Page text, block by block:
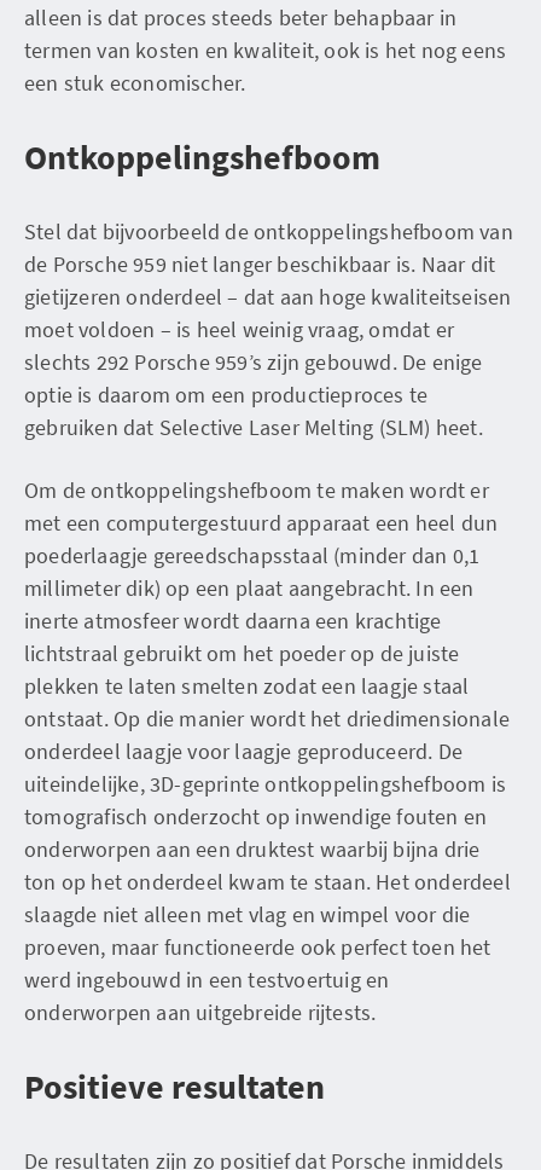
alleen is dat proces steeds beter behapbaar in
termen van kosten en kwaliteit, ook is het nog eens
een stuk economischer.
Ontkoppelingshefboom
Stel dat bijvoorbeeld de ontkoppelingshefboom van
de Porsche 959 niet langer beschikbaar is. Naar dit
gietijzeren onderdeel – dat aan hoge kwaliteitseisen
moet voldoen – is heel weinig vraag, omdat er
slechts 292 Porsche 959’s zijn gebouwd. De enige
optie is daarom om een productieproces te
gebruiken dat Selective Laser Melting (SLM) heet.
Om de ontkoppelingshefboom te maken wordt er
met een computergestuurd apparaat een heel dun
poederlaagje gereedschapsstaal (minder dan 0,1
millimeter dik) op een plaat aangebracht. In een
inerte atmosfeer wordt daarna een krachtige
lichtstraal gebruikt om het poeder op de juiste
plekken te laten smelten zodat een laagje staal
ontstaat. Op die manier wordt het driedimensionale
onderdeel laagje voor laagje geproduceerd. De
uiteindelijke, 3D-geprinte ontkoppelingshefboom is
tomografisch onderzocht op inwendige fouten en
onderworpen aan een druktest waarbij bijna drie
ton op het onderdeel kwam te staan. Het onderdeel
slaagde niet alleen met vlag en wimpel voor die
proeven, maar functioneerde ook perfect toen het
werd ingebouwd in een testvoertuig en
onderworpen aan uitgebreide rijtests.
Positieve resultaten
De resultaten zijn zo positief dat Porsche inmiddels